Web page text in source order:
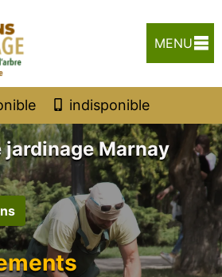
MENU
indisponible
jardinage Marnay